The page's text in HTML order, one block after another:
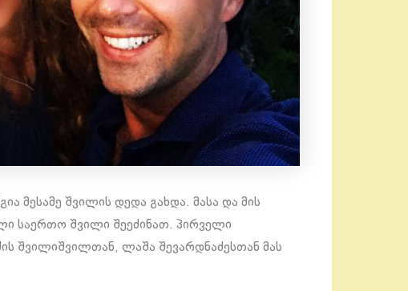
მესამე შვილის დედა გახდა. მასა და მის
საერთო შვილი შეეძინათ. პირველი
შვილიშვილთან, ლაშა შევარდნაძესთან მას